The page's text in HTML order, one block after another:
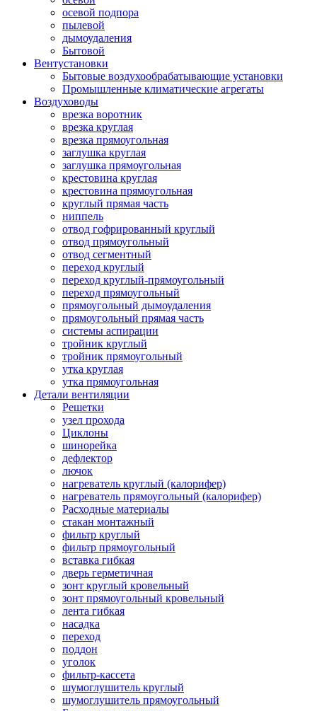
осевой подпора
пылевой
дымоудаления
Бытовой
Вентустановки
Бытовые воздухообрабатывающие установки
Промышленные климатические агрегаты
Воздуховоды
врезка воротник
врезка круглая
врезка прямоугольная
заглушка круглая
заглушка прямоугольная
крестовина круглая
крестовина прямоугольная
круглый прямая часть
ниппель
отвод гофрированный круглый
отвод прямоугольный
отвод сегментный
переход круглый
переход круглый-прямоугольный
переход прямоугольный
прямоугольный дымоудаления
прямоугольный прямая часть
системы аспирации
тройник круглый
тройник прямоугольный
утка круглая
утка прямоугольная
Детали вентиляции
Решетки
узел прохода
Циклоны
шинорейка
дефлектор
лючок
нагреватель круглый (калорифер)
нагреватель прямоугольный (калорифер)
Расходные материалы
стакан монтажный
фильтр круглый
фильтр прямоугольный
вставка гибкая
дверь герметичная
зонт круглый кровельный
зонт прямоугольный кровельный
лента гибкая
насадка
переход
поддон
уголок
фильтр-кассета
шумоглушитель круглый
шумоглушитель прямоугольный